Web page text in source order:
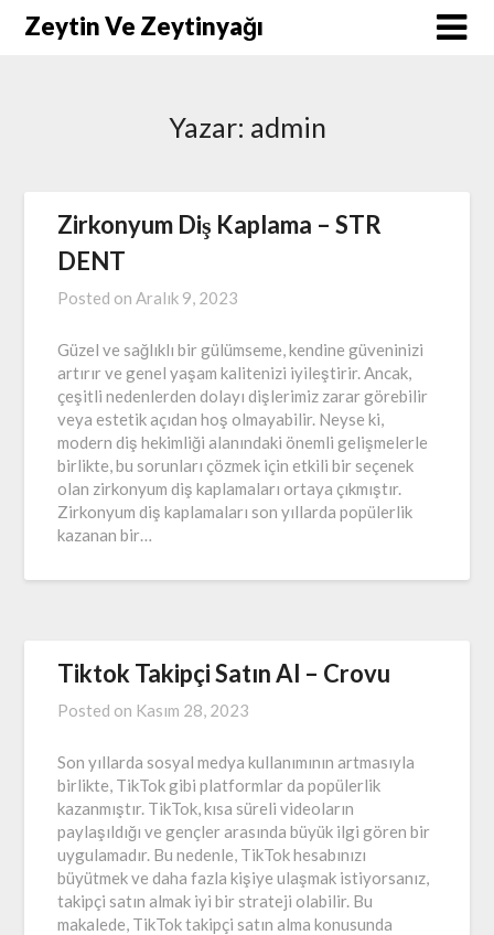
SkipZeytin Ve Zeytinyağı
Yazar: admin
Zirkonyum Diş Kaplama – STR
DENT
Posted onAralık 9, 2023
Güzel ve sağlıklı bir gülümseme, kendine güveninizi
artırır ve genel yaşam kalitenizi iyileştirir. Ancak,
çeşitli nedenlerden dolayı dişlerimiz zarar görebilir
veya estetik açıdan hoş olmayabilir. Neyse ki,
modern diş hekimliği alanındaki önemli gelişmelerle
birlikte, bu sorunları çözmek için etkili bir seçenek
olan zirkonyum diş kaplamaları ortaya çıkmıştır.
Zirkonyum diş kaplamaları son yıllarda popülerlik
kazanan bir…
Tiktok Takipçi Satın Al – Crovu
Posted on Kasım 28, 2023
Son yıllarda sosyal medya kullanımının artmasıyla
birlikte, TikTok gibi platformlar da popülerlik
kazanmıştır. TikTok, kısa süreli videoların
paylaşıldığı ve gençler arasında büyük ilgi gören bir
uygulamadır. Bu nedenle, TikTok hesabınızı
büyütmek ve daha fazla kişiye ulaşmak istiyorsanız,
takipçi satın almak iyi bir strateji olabilir. Bu
makalede, TikTok takipçi satın alma konusunda